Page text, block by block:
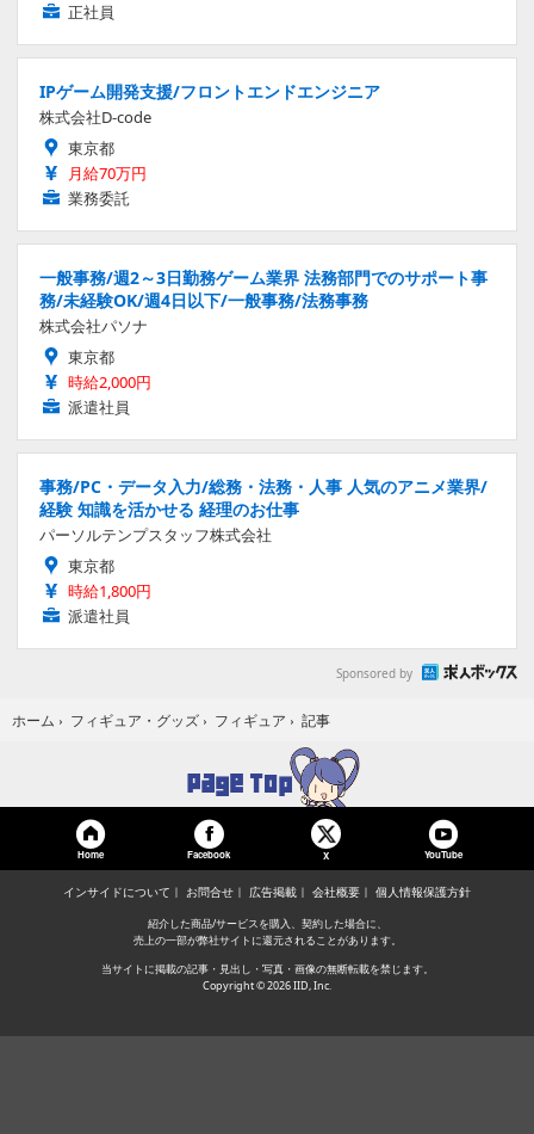
正社員
IPゲーム開発支援/フロントエンドエンジニア
株式会社D-code
東京都
月給70万円
業務委託
一般事務/週2～3日勤務ゲーム業界 法務部門でのサポート事
務/未経験OK/週4日以下/一般事務/法務事務
株式会社パソナ
東京都
時給2,000円
派遣社員
事務/PC・データ入力/総務・法務・人事 人気のアニメ業界/
経験 知識を活かせる 経理のお仕事
パーソルテンプスタッフ株式会社
東京都
時給1,800円
派遣社員
Sponsored by
ホーム › フィギュア・グッズ › フィギュア › 記事
Home Facebook X YouTube
インサイドについて お問合せ 広告掲載 会社概要 個人情報保護方針
紹介した商品/サービスを購入、契約した場合に、
売上の一部が弊社サイトに還元されることがあります。
当サイトに掲載の記事・見出し・写真・画像の無断転載を禁じます。
Copyright © 2026 IID, Inc.